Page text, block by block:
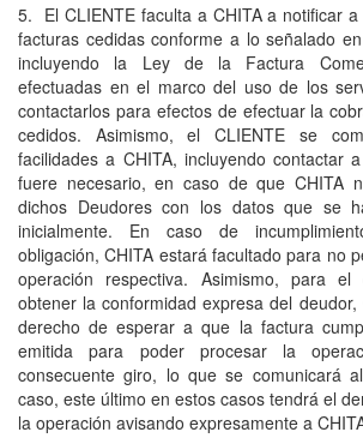
5. El CLIENTE faculta a CHITA a notificar
facturas cedidas conforme a lo señalado
incluyendo la Ley de la Factura
efectuadas en el marco del uso de los
contactarlos para efectos de efectuar la
cedidos. Asimismo, el CLIENTE se
facilidades a CHITA, incluyendo contactar
fuere necesario, en caso de que CHITA
dichos Deudores con los datos que se
inicialmente. En caso de
obligación, CHITA estará facultado para no
operación respectiva. Asimismo, para
obtener la conformidad expresa del
derecho de esperar a que la factura
emitida para poder procesar la
consecuente giro, lo que se comunicará
caso, este último en estos casos tendrá el
la operación avisando expresamente a